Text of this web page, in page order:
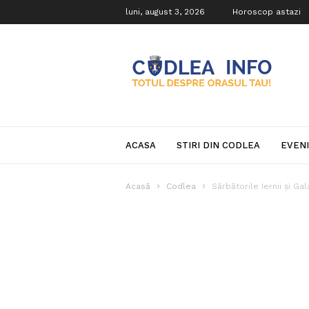
luni, august 3, 2026 Horoscop astazi
Info
ACASA STIRI DIN CODLEA
Acasă Codlea Sărbătorile Iernii și